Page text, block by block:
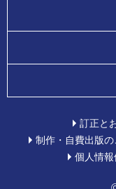
訂正と
制作・自費出版の
個人情